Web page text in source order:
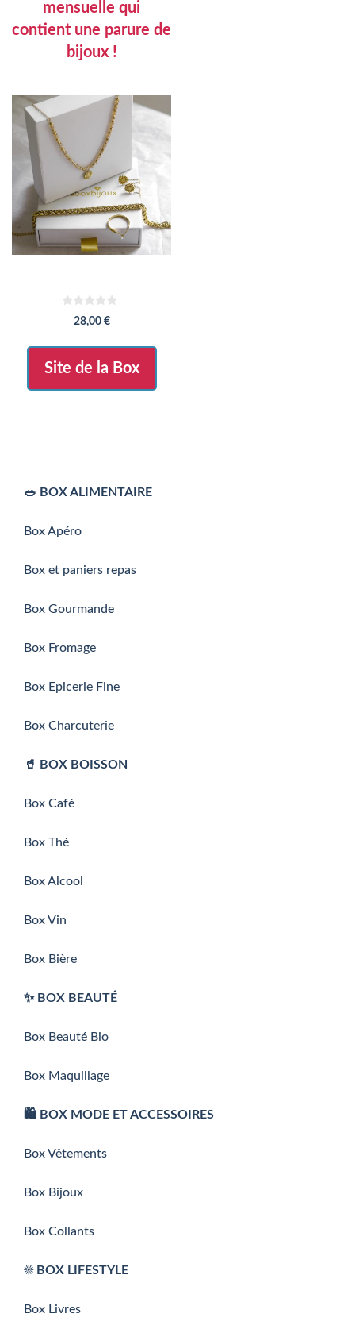
mensuelle qui
contient une parure de
bijoux !
r
28,00 €
Site de la Box
🥗 BOX ALIMENTAIRE
Box Apéro
Box et paniers repas
Box Gourmande
Box Fromage
Box Epicerie Fine
Box Charcuterie
🥤 BOX BOISSON
Box Café
Box Thé
Box Alcool
Box Vin
Box Bière
✨ BOX BEAUTÉ
Box Beauté Bio
Box Maquillage
🛍️ BOX MODE ET ACCESSOIRES
Box Vêtements
Box Bijoux
Box Collants
☀️ BOX LIFESTYLE
Box Livres